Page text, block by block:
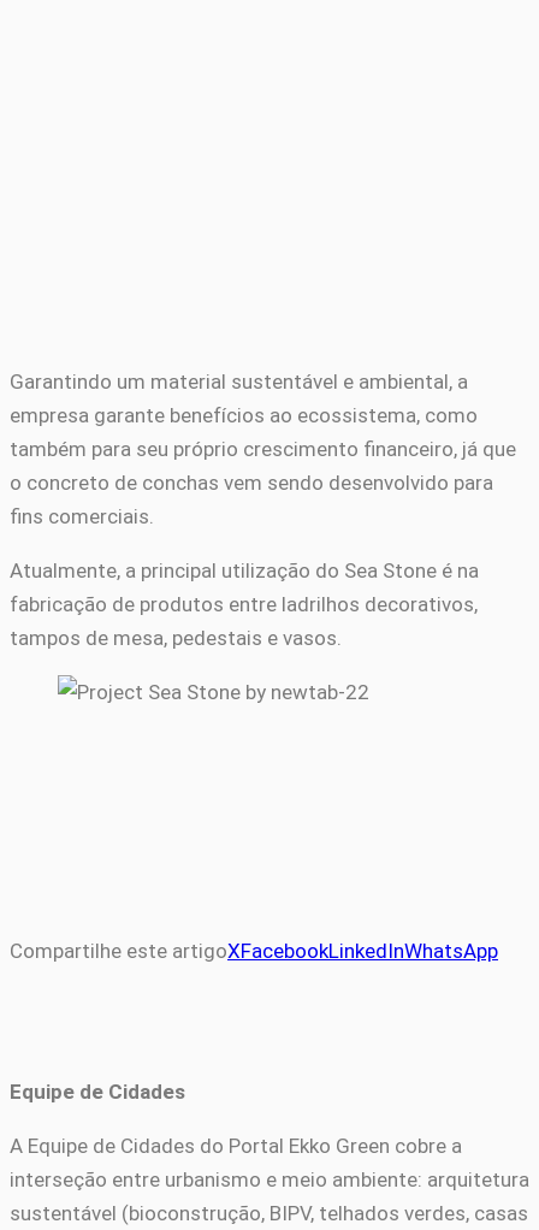
Garantindo um material sustentável e ambiental, a
empresa garante benefícios ao ecossistema, como
também para seu próprio crescimento financeiro, já que
o concreto de conchas vem sendo desenvolvido para
fins comerciais.
Atualmente, a principal utilização do Sea Stone é na
fabricação de produtos entre ladrilhos decorativos,
tampos de mesa, pedestais e vasos.
Compartilhe este artigoXFacebookLinkedInWhatsApp
Equipe de Cidades
A Equipe de Cidades do Portal Ekko Green cobre a
interseção entre urbanismo e meio ambiente: arquitetura
sustentável (bioconstrução, BIPV, telhados verdes, casas